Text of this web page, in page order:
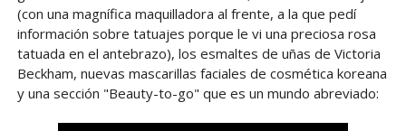
(con una magnífica maquilladora al frente, a la que pedí
información sobre tatuajes porque le vi una preciosa rosa
tatuada en el antebrazo), los esmaltes de uñas de Victoria
Beckham, nuevas mascarillas faciales de cosmética koreana
y una sección "Beauty-to-go" que es un mundo abreviado: